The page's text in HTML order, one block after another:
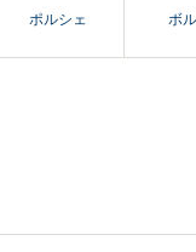
ポルシェ ボ